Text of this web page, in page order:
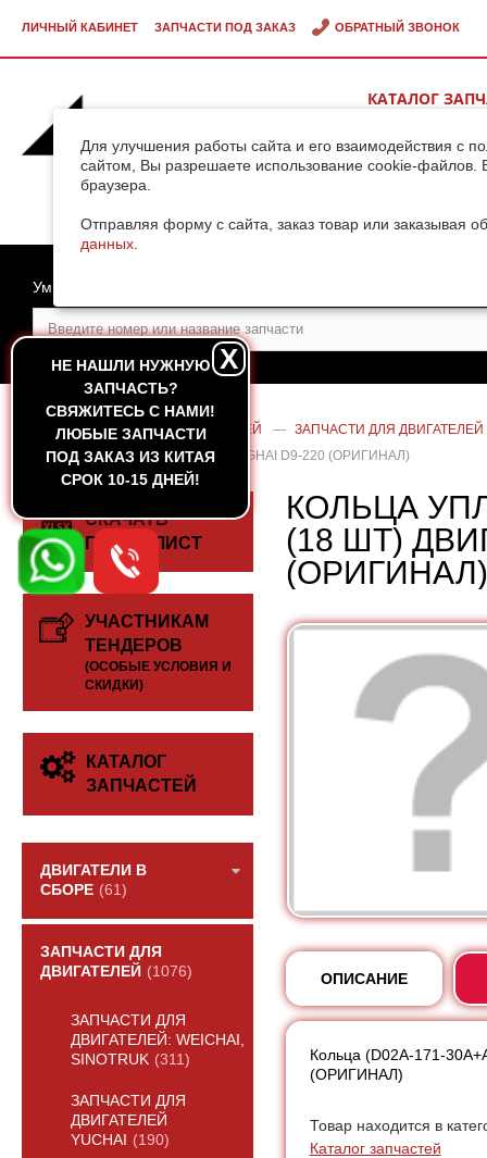
Для улучшения работы сайта и его взаимодействия с
сайтом, Вы разрешаете использование cookie-файлов.
браузера.
Отправляя форму с сайта, заказ товар или заказывая
данных
ЛИЧНЫЙ КАБИНЕТ ЗАПЧАСТИ ПОД ЗАКАЗ ОБРАТНЫЙ ЗВОНОК
КАТАЛОГ
НЕ НАШЛИ НУЖНУЮ
ЗАПЧАСТЬ?
CВЯЖИТЕСЬ С НАМИ!
ЛЮБЫЕ ЗАПЧАСТИ
ПОД ЗАКАЗ ИЗ КИТАЯ
СРОК 10-15 ДНЕЙ!
X
Умный поиск
ГЛАВНАЯ — КАТАЛОГ ЗАПЧАСТЕЙ — ЗАПЧАСТИ ДЛЯ ДВИГАТЕЛЕЙ
ГИЛЬЗЫ (18 ШТ) ДВИГАТЕЛЯ SHANGHAI D9-220 (ОРИГИНАЛ)
СКАЧАТЬ
ПРАЙС-ЛИСТ
УЧАСТНИКАМ
ТЕНДЕРОВ
(ОСОБЫЕ УСЛОВИЯ И
СКИДКИ)
КАТАЛОГ
ЗАПЧАСТЕЙ
ДВИГАТЕЛИ В
СБОРЕ (61)
ЗАПЧАСТИ ДЛЯ
ДВИГАТЕЛЕЙ (1076)
ЗАПЧАСТИ ДЛЯ
ДВИГАТЕЛЕЙ: WEICHAI,
SINOTRUK (311)
ЗАПЧАСТИ ДЛЯ
ДВИГАТЕЛЕЙ
YUCHAI (190)
КОЛЬЦА
(18 ШТ)
(ОРИГИНАЛ)
ОПИСАНИЕ
Кольца (D02A-171-
(ОРИГИНАЛ)
Товар находится в
Каталог запчастей